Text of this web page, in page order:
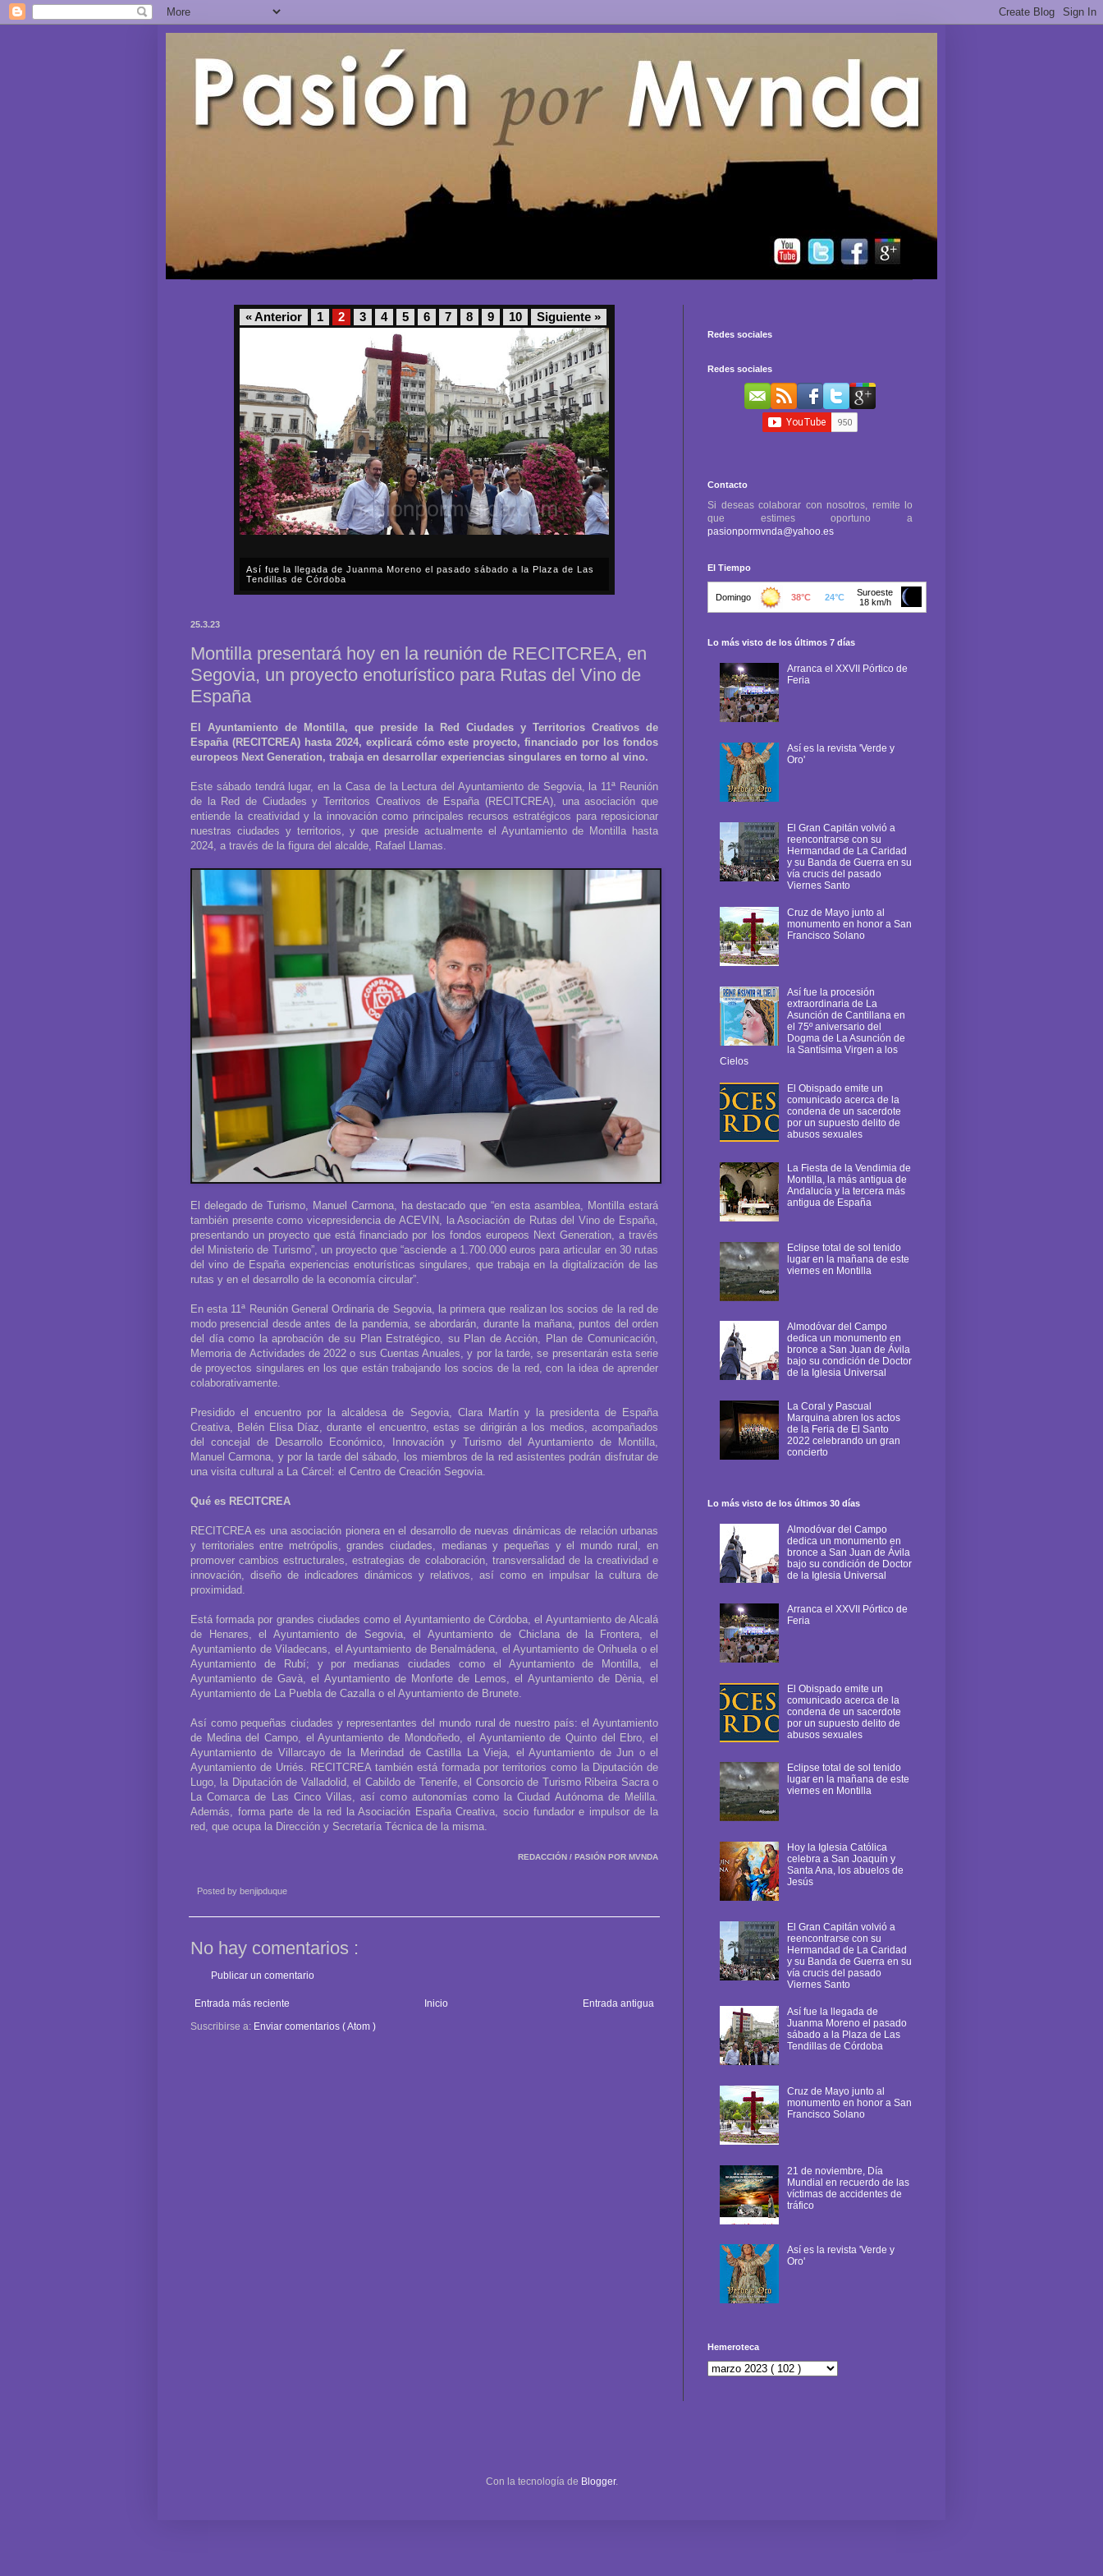
« Anterior 1 2 3 4 5 6 7 8 9 10 Siguiente »
Así fue la llegada de Juanma Moreno el pasado sábado a la Plaza de Las
Tendillas de Córdoba
25.3.23
Montilla presentará hoy en la reunión de RECITCREA, en
Segovia, un proyecto enoturístico para Rutas del Vino de
España
El Ayuntamiento de Montilla, que preside la Red Ciudades y Territorios Creativos de
España (RECITCREA) hasta 2024, explicará cómo este proyecto, financiado por los fondos
europeos Next Generation, trabaja en desarrollar experiencias singulares en torno al vino.
Este sábado tendrá lugar, en la Casa de la Lectura del Ayuntamiento de Segovia, la 11ª Reunión
de la Red de Ciudades y Territorios Creativos de España (RECITCREA), una asociación que
entiende la creatividad y la innovación como principales recursos estratégicos para reposicionar
nuestras ciudades y territorios, y que preside actualmente el Ayuntamiento de Montilla hasta
2024, a través de la figura del alcalde, Rafael Llamas.
El delegado de Turismo, Manuel Carmona, ha destacado que “en esta asamblea, Montilla estará
también presente como vicepresidencia de ACEVIN, la Asociación de Rutas del Vino de España,
presentando un proyecto que está financiado por los fondos europeos Next Generation, a través
del Ministerio de Turismo”, un proyecto que “asciende a 1.700.000 euros para articular en 30 rutas
del vino de España experiencias enoturísticas singulares, que trabaja en la digitalización de las
rutas y en el desarrollo de la economía circular”.
En esta 11ª Reunión General Ordinaria de Segovia, la primera que realizan los socios de la red de
modo presencial desde antes de la pandemia, se abordarán, durante la mañana, puntos del orden
del día como la aprobación de su Plan Estratégico, su Plan de Acción, Plan de Comunicación,
Memoria de Actividades de 2022 o sus Cuentas Anuales, y por la tarde, se presentarán esta serie
de proyectos singulares en los que están trabajando los socios de la red, con la idea de aprender
colaborativamente.
Presidido el encuentro por la alcaldesa de Segovia, Clara Martín y la presidenta de España
Creativa, Belén Elisa Díaz, durante el encuentro, estas se dirigirán a los medios, acompañados
del concejal de Desarrollo Económico, Innovación y Turismo del Ayuntamiento de Montilla,
Manuel Carmona, y por la tarde del sábado, los miembros de la red asistentes podrán disfrutar de
una visita cultural a La Cárcel: el Centro de Creación Segovia.
Qué es RECITCREA
RECITCREA es una asociación pionera en el desarrollo de nuevas dinámicas de relación urbanas
y territoriales entre metrópolis, grandes ciudades, medianas y pequeñas y el mundo rural, en
promover cambios estructurales, estrategias de colaboración, transversalidad de la creatividad e
innovación, diseño de indicadores dinámicos y relativos, así como en impulsar la cultura de
proximidad.
Está formada por grandes ciudades como el Ayuntamiento de Córdoba, el Ayuntamiento de Alcalá
de Henares, el Ayuntamiento de Segovia, el Ayuntamiento de Chiclana de la Frontera, el
Ayuntamiento de Viladecans, el Ayuntamiento de Benalmádena, el Ayuntamiento de Orihuela o el
Ayuntamiento de Rubí; y por medianas ciudades como el Ayuntamiento de Montilla, el
Ayuntamiento de Gavà, el Ayuntamiento de Monforte de Lemos, el Ayuntamiento de Dènia, el
Ayuntamiento de La Puebla de Cazalla o el Ayuntamiento de Brunete.
Así como pequeñas ciudades y representantes del mundo rural de nuestro país: el Ayuntamiento
de Medina del Campo, el Ayuntamiento de Mondoñedo, el Ayuntamiento de Quinto del Ebro, el
Ayuntamiento de Villarcayo de la Merindad de Castilla La Vieja, el Ayuntamiento de Jun o el
Ayuntamiento de Urriés. RECITCREA también está formada por territorios como la Diputación de
Lugo, la Diputación de Valladolid, el Cabildo de Tenerife, el Consorcio de Turismo Ribeira Sacra o
La Comarca de Las Cinco Villas, así como autonomías como la Ciudad Autónoma de Melilla.
Además, forma parte de la red la Asociación España Creativa, socio fundador e impulsor de la
red, que ocupa la Dirección y Secretaría Técnica de la misma.
REDACCIÓN / PASIÓN POR MVNDA
Posted by benjipduque
No hay comentarios :
Publicar un comentario
Entrada más reciente Entrada antigua
Inicio
Suscribirse a: Enviar comentarios ( Atom )
Redes sociales
Redes sociales
Contacto
Si deseas colaborar con nosotros, remite lo
que estimes oportuno a
pasionpormvnda@yahoo.es
El Tiempo
Lo más visto de los últimos 7 días
Arranca el XXVII Pórtico de
Feria
Así es la revista 'Verde y
Oro'
El Gran Capitán volvió a
reencontrarse con su
Hermandad de La Caridad
y su Banda de Guerra en su
vía crucis del pasado
Viernes Santo
Cruz de Mayo junto al
monumento en honor a San
Francisco Solano
Así fue la procesión
extraordinaria de La
Asunción de Cantillana en
el 75º aniversario del
Dogma de La Asunción de
la Santísima Virgen a los
Cielos
El Obispado emite un
comunicado acerca de la
condena de un sacerdote
por un supuesto delito de
abusos sexuales
La Fiesta de la Vendimia de
Montilla, la más antigua de
Andalucía y la tercera más
antigua de España
Eclipse total de sol tenido
lugar en la mañana de este
viernes en Montilla
Almodóvar del Campo
dedica un monumento en
bronce a San Juan de Ávila
bajo su condición de Doctor
de la Iglesia Universal
La Coral y Pascual
Marquina abren los actos
de la Feria de El Santo
2022 celebrando un gran
concierto
Lo más visto de los últimos 30 días
Almodóvar del Campo
dedica un monumento en
bronce a San Juan de Ávila
bajo su condición de Doctor
de la Iglesia Universal
Arranca el XXVII Pórtico de
Feria
El Obispado emite un
comunicado acerca de la
condena de un sacerdote
por un supuesto delito de
abusos sexuales
Eclipse total de sol tenido
lugar en la mañana de este
viernes en Montilla
Hoy la Iglesia Católica
celebra a San Joaquín y
Santa Ana, los abuelos de
Jesús
El Gran Capitán volvió a
reencontrarse con su
Hermandad de La Caridad
y su Banda de Guerra en su
vía crucis del pasado
Viernes Santo
Así fue la llegada de
Juanma Moreno el pasado
sábado a la Plaza de Las
Tendillas de Córdoba
Cruz de Mayo junto al
monumento en honor a San
Francisco Solano
21 de noviembre, Día
Mundial en recuerdo de las
víctimas de accidentes de
tráfico
Así es la revista 'Verde y
Oro'
Hemeroteca
Con la tecnología de Blogger.